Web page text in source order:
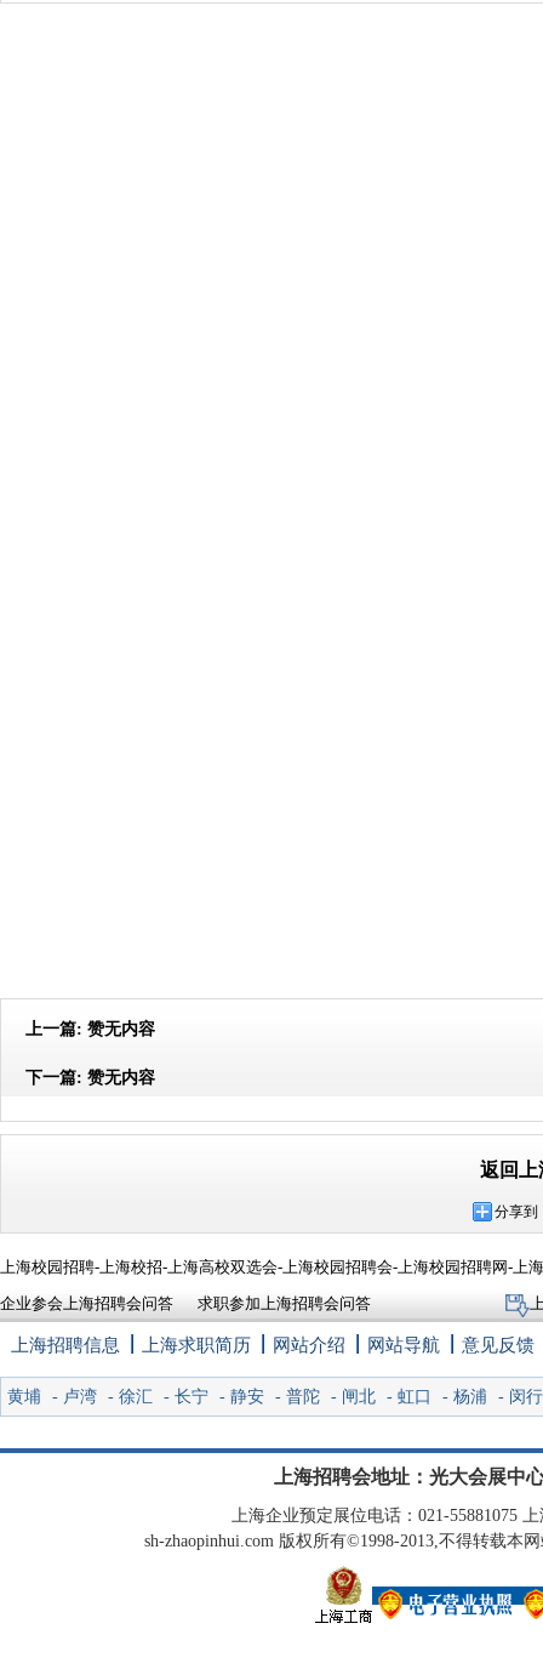
上一篇: 赞无内容
下一篇: 赞无内容
返回上
分享到
上海校园招聘-上海校招-上海高校双选会-上海校园招聘会-上海校园招聘网-上
企业参会上海招聘会问答 求职参加上海招聘会问答
上海招聘信息 上海求职简历 网站介绍 网站导航 意见反馈
黄埔 - 卢湾 - 徐汇 - 长宁 - 静安 - 普陀 - 闸北 - 虹口 - 杨浦 - 闵行
上海招聘会地址：光大会展中
上海企业预定展位电话：021-55881075
sh-zhaopinhui.com 版权所有©1998-2013,不得转载本